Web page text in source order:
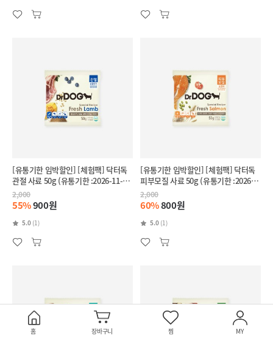
[유통기한 임박할인] [체험팩] 닥터독
관절 사료 50g (유통기한 :2026-11-
28)
2,000
55%900원
5.0 (1)
[유통기한 임박할인] [체험팩] 닥터독
피부모질 사료 50g (유통기한 :2026-
11-27)
2,000
60%800원
5.0 (1)
홈 장바구니 찜 MY